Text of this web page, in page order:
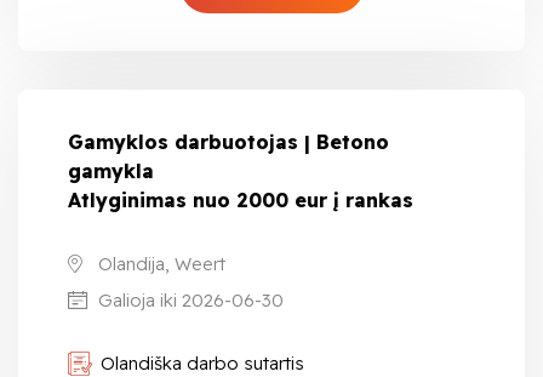
Gamyklos darbuotojas | Betono
gamykla
Atlyginimas nuo 2000 eur į rankas
Olandija, Weert
Galioja iki 2026-06-30
Olandiška darbo sutartis